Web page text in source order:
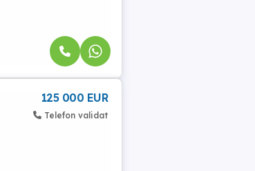
125 000 EUR
Telefon validat